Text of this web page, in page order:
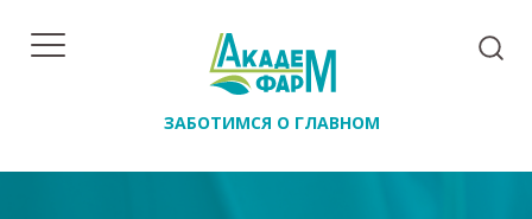
ЗАБОТИМСЯ О ГЛАВНОМ